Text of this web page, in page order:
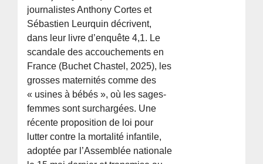
journalistes Anthony Cortes et
Sébastien Leurquin décrivent,
dans leur livre d’enquête 4,1. Le
scandale des accouchements en
France (Buchet Chastel, 2025), les
grosses maternités comme des
« usines à bébés », où les sages-
femmes sont surchargées. Une
récente proposition de loi pour
lutter contre la mortalité infantile,
adoptée par l’Assemblée nationale